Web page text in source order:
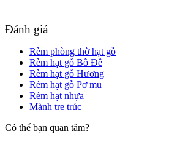
Đánh giá
Rèm phòng thờ hạt gỗ
Rèm hạt gỗ Bồ Đề
Rèm hạt gỗ Hương
Rèm hạt gỗ Pơ mu
Rèm hạt nhựa
Mành tre trúc
Có thể bạn quan tâm?